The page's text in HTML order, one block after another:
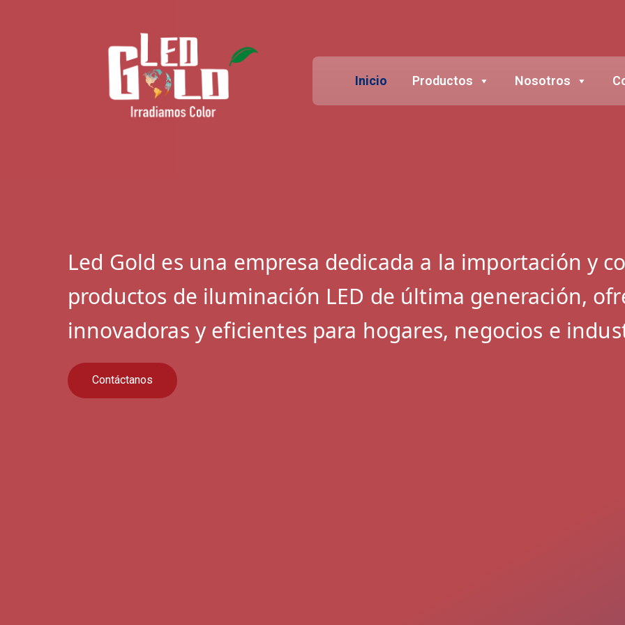
Inicio Productos Nosotros
Led Gold es una empresa dedicada a la importación y
productos de iluminación LED de última generación,
innovadoras y eficientes para hogares, negocios e
Contáctanos